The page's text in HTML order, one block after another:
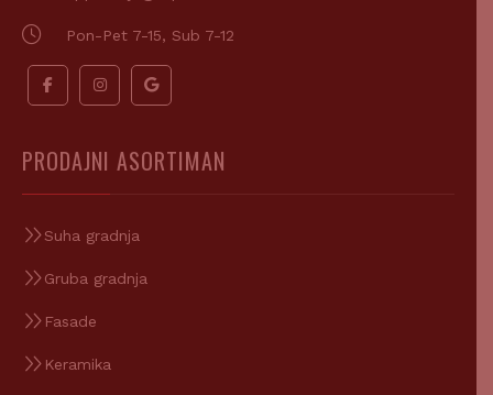
Pon-Pet 7-15, Sub 7-12
PRODAJNI ASORTIMAN
Suha gradnja
Gruba gradnja
Fasade
Keramika